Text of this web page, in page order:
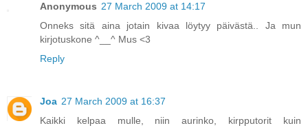
Anonymous 27 March 2009 at 14:17
Onneks sitä aina jotain kivaa löytyy päivästä.. Ja mun
kirjotuskone ^__^ Mus <3
Reply
Joa 27 March 2009 at 16:37
Kaikki kelpaa mulle, niin aurinko, kirpputorit kuin